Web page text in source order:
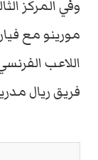
وفي المركز
اللاعب
فريق ريال